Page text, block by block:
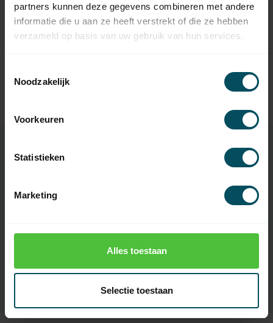
partners kunnen deze gegevens combineren met andere
informatie die u aan ze heeft verstrekt of die ze hebben
verzameld op basis van uw gebruik van hun services.
Noodzakelijk
Voorkeuren
Statistieken
Marketing
Alles toestaan
Selectie toestaan
ELERO
Elero adapterplaat met nok
10x16x17 - Revoline
Op voorraad
8,95
Elero adapterplaat met nok
10x16x10,5 - Revoline 7,95